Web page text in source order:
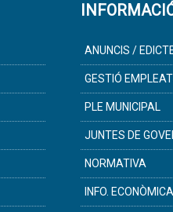
ANUNCIS /
GESTIÓ
PLE MUNICIPAL
JUNTES DE
NORMATIVA
INFO.